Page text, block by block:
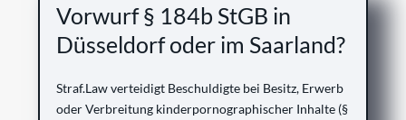
Vorwurf § 184b StGB in
Düsseldorf oder im Saarland?
Straf.Law verteidigt Beschuldigte bei Besitz, Erwerb
oder Verbreitung kinderpornographischer Inhalte (§